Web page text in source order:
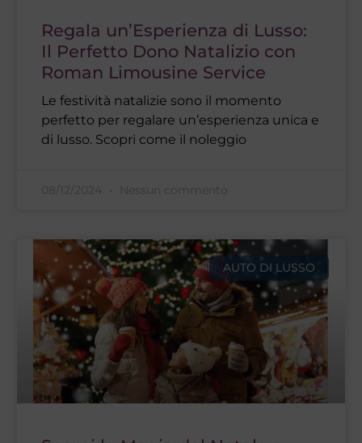
Regala un’Esperienza di Lusso:
Il Perfetto Dono Natalizio con
Roman Limousine Service
Le festività natalizie sono il momento
perfetto per regalare un’esperienza unica e
di lusso. Scopri come il noleggio
08/12/2024 Nessun commento
AUTO DI LUSSO